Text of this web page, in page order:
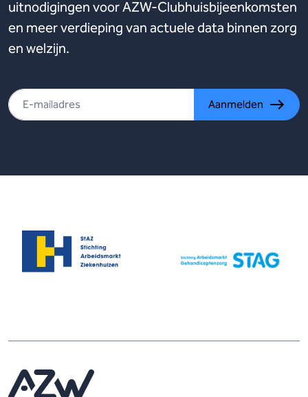
uitnodigingen voor AZW-Clubhuisbijeenkomsten
en meer verdieping van actuele data binnen zorg
en welzijn.
Aanmelden